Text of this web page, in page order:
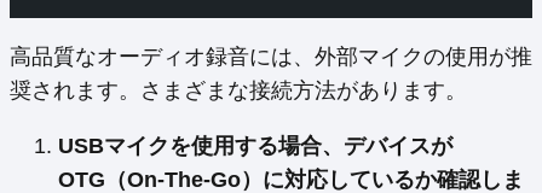
高品質なオーディオ録音には、外部マイクの使用が推
奨されます。さまざまな接続方法があります。
USBマイクを使用する場合、デバイスが
OTG（On-The-Go）に対応しているか確認しま